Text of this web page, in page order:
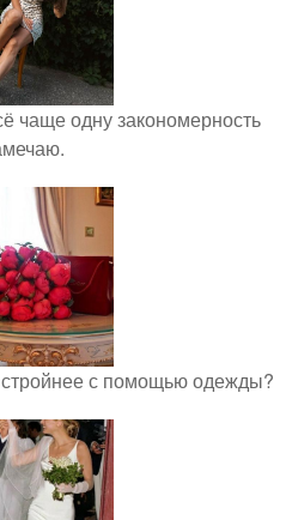
чаще одну закономерность
с помощью одежды?